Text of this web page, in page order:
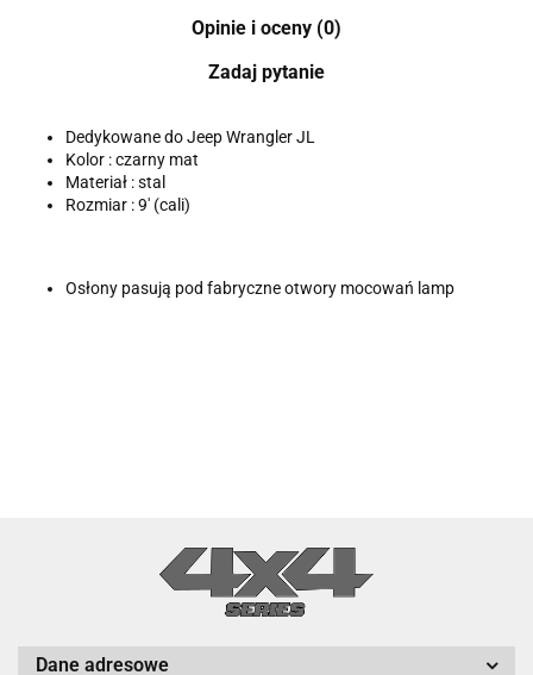
Opinie i oceny (0)
Zadaj pytanie
Dedykowane do Jeep Wrangler JL
Kolor : czarny mat
Materiał : stal
Rozmiar : 9' (cali)
Osłony pasują pod fabryczne otwory mocowań lamp
Dane adresowe